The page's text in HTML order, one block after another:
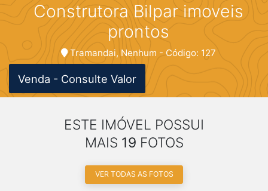
Construtora Bilpar imoveis
prontos
Tramandai, Nenhum - Código: 127
Venda - Consulte Valor
ESTE IMÓVEL POSSUI
MAIS 19 FOTOS
VER TODAS AS FOTOS